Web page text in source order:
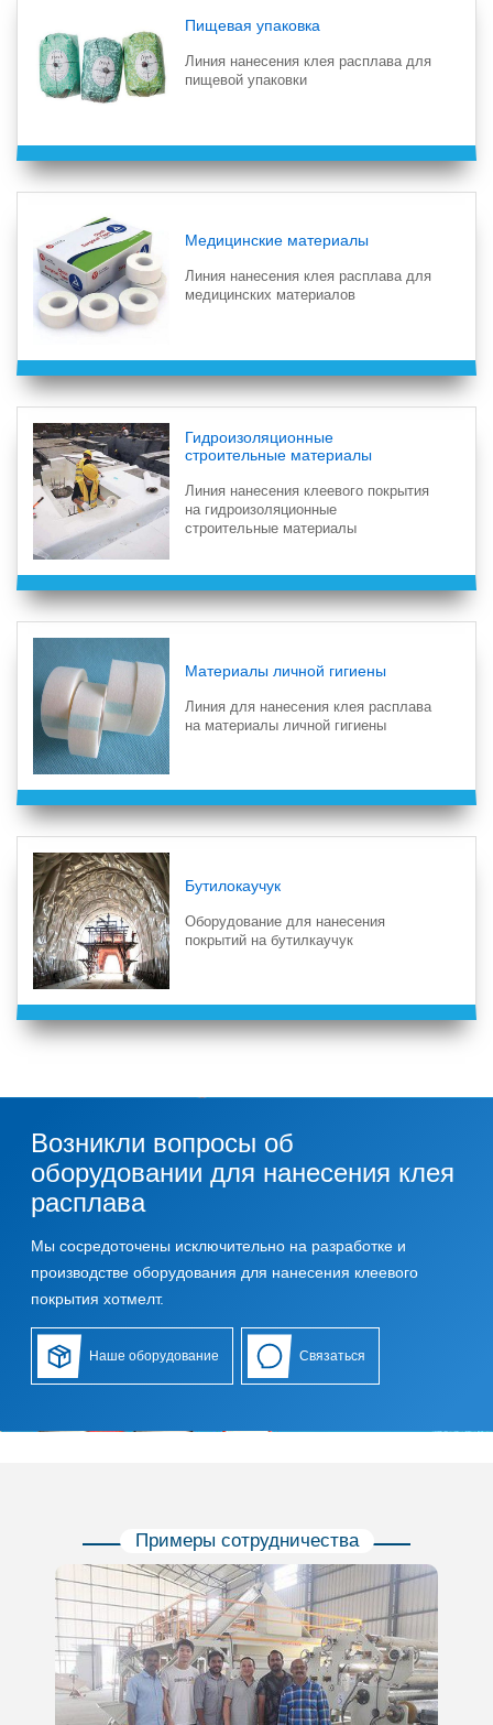
Пищевая упаковка
Линия нанесения клея расплава для
пищевой упаковки
Медицинские материалы
Линия нанесения клея расплава для
медицинских материалов
Гидроизоляционные
строительные материалы
Линия нанесения клеевого покрытия
на гидроизоляционные
строительные материалы
Материалы личной гигиены
Линия для нанесения клея расплава
на материалы личной гигиены
Бутилокаучук
Оборудование для нанесения
покрытий на бутилкаучук
Возникли вопросы об
оборудовании для нанесения клея
расплава
Мы сосредоточены исключительно на разработке и
производстве оборудования для нанесения клеевого
покрытия хотмелт.
Наше оборудование Связаться
Примеры сотрудничества